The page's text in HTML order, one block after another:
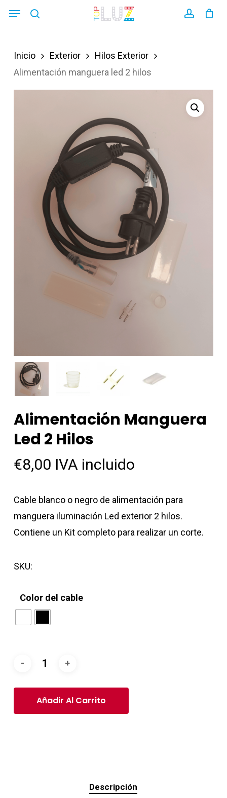
content
Menu
Inicio Exterior
Hilos Exterior
Alimentación manguera led 2 hilos
Alimentación Manguera
Led 2 Hilos
€8,00 IVA incluido
Cable blanco o negro de alimentación para
manguera iluminación Led exterior 2 hilos.
Contiene un Kit completo para realizar un corte.
SKU:
Color del cable
Añadir Al Carrito
Descripción